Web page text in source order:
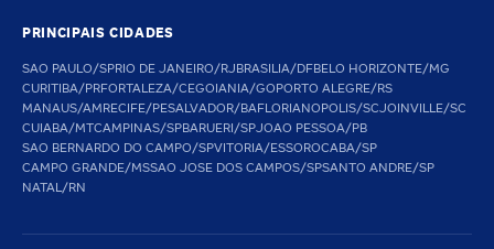
PRINCIPAIS CIDADES
SAO PAULO/SPRIO DE JANEIRO/RJBRASILIA/DFBELO HORIZONTE/MG
CURITIBA/PRFORTALEZA/CEGOIANIA/GOPORTO ALEGRE/RS
MANAUS/AMRECIFE/PESALVADOR/BAFLORIANOPOLIS/SCJOINVILLE/SC
CUIABA/MTCAMPINAS/SPBARUERI/SPJOAO PESSOA/PB
SAO BERNARDO DO CAMPO/SPVITORIA/ESSOROCABA/SP
CAMPO GRANDE/MSSAO JOSE DOS CAMPOS/SPSANTO ANDRE/SP
NATAL/RN